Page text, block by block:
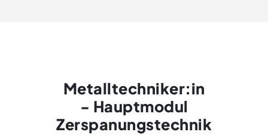
Metalltechniker:in
- Hauptmodul
Zerspanungstechnik